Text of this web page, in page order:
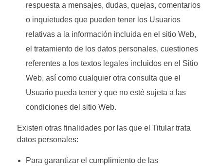
respuesta a mensajes, dudas, quejas, comentarios
o inquietudes que pueden tener los Usuarios
relativas a la información incluida en el sitio Web,
el tratamiento de los datos personales, cuestiones
referentes a los textos legales incluidos en el Sitio
Web, así como cualquier otra consulta que el
Usuario pueda tener y que no esté sujeta a las
condiciones del sitio Web.
Existen otras finalidades por las que el Titular trata
datos personales:
Para garantizar el cumplimiento de las